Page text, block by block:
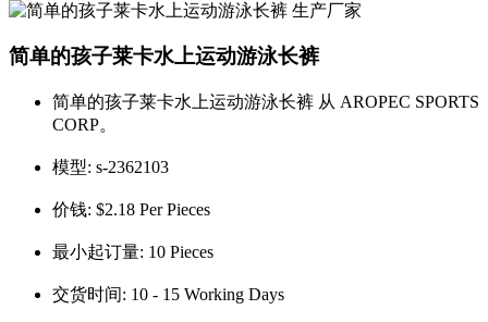
简单的孩子莱卡水上运动游泳长裤
简单的孩子莱卡水上运动游泳长裤 从 AROPEC SPORTS
CORP。
模型: s-2362103
价钱: $2.18 Per Pieces
最小起订量: 10 Pieces
交货时间: 10 - 15 Working Days